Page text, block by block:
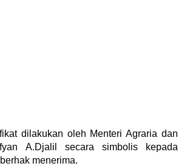
dilakukan oleh Menteri Agraria dan
A.Djalil secara simbolis kepada
menerima.